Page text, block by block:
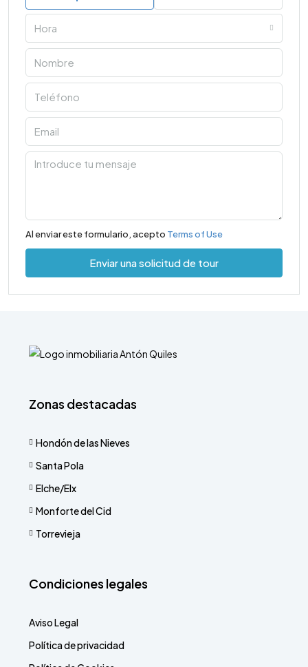
Hora
Al enviar este formulario, acepto Terms of Use
Enviar una solicitud de tour
Zonas destacadas
Hondón de las Nieves
Santa Pola
Elche/Elx
Monforte del Cid
Torrevieja
Condiciones legales
Aviso Legal
Política de privacidad